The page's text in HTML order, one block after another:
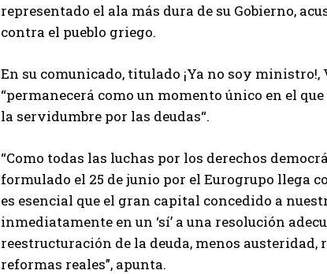
representado el ala más dura de su Gobierno,
contra el pueblo griego.
En su comunicado, titulado ¡Ya no soy
“permanecerá como un momento único en el
la servidumbre por las deudas“.
“Como todas las luchas por los derechos
formulado el 25 de junio por el Eurogrupo llega
es esencial que el gran capital concedido a
inmediatamente en un ‘sí’ a una resolución
reestructuración de la deuda, menos
reformas reales”, apunta.